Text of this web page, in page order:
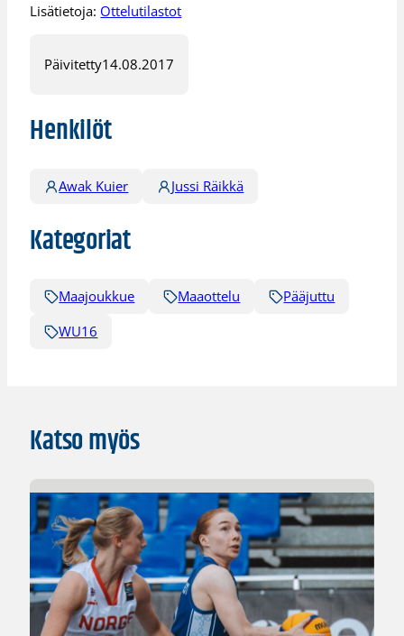
Lisätietoja: Ottelutilastot
Päivitetty14.08.2017
Henkilöt
Awak Kuier Jussi Räikkä
Kategoriat
Maajoukkue Maaottelu
Pääjuttu
WU16
Katso myös